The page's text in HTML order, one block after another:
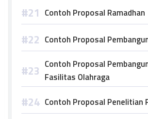
Contoh Proposal Ramadhan
Contoh Proposal
Contoh Proposal
Fasilitas Olahraga
Contoh Proposal Penelitian